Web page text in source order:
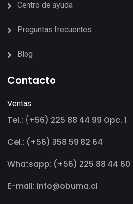
Centro de ayuda
Preguntas frecuentes
Blog
Contacto
Ventas:
Tel.: (+56) 225 88 44 99 Opc. 1
Cel.: (+56) 958 59 82 64
Whatsapp: (+56) 225 88 44 60
E-mail: info@obuma.cl